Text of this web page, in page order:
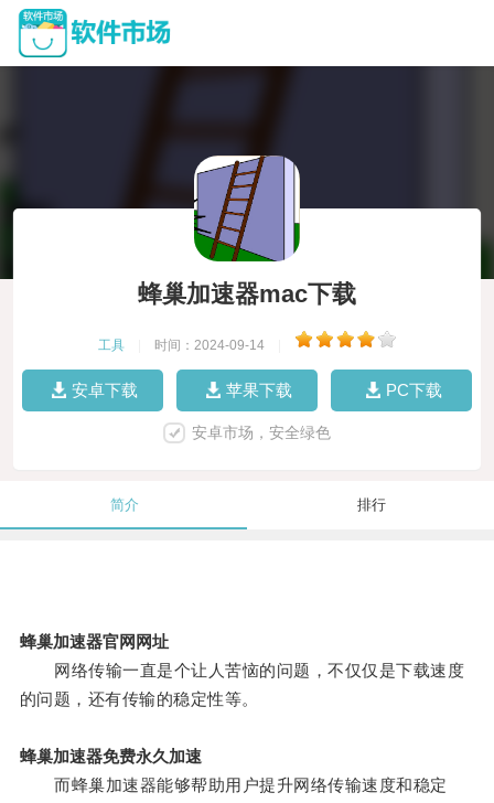
蜂巢加速器mac下载
工具 时间：2024-09-14
安卓下载 苹果下载 PC下载
安卓市场，安全绿色
简介 排行
蜂巢加速器官网网址
网络传输一直是个让人苦恼的问题，不仅仅是下载速度
的问题，还有传输的稳定性等。
蜂巢加速器免费永久加速
而蜂巢加速器能够帮助用户提升网络传输速度和稳定